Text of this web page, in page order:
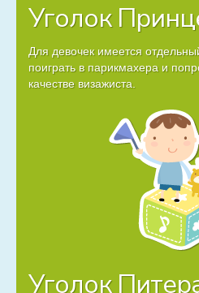
Уголок
Для девочек имеется
поиграть в парикмахера и
качестве визажиста.
Уголок